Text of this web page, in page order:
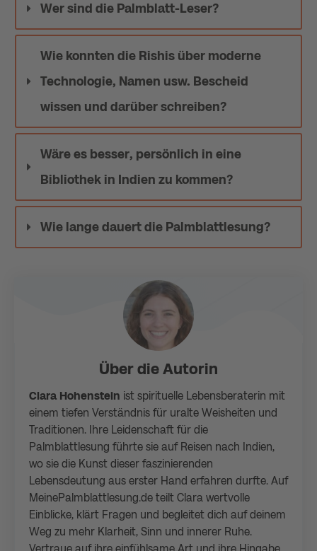
Wer sind die Palmblatt-Leser?
Wie konnten die Rishis über moderne
Technologie, Namen usw. Bescheid
wissen und darüber schreiben?
Wäre es besser, persönlich in eine
Bibliothek in Indien zu kommen?
Wie lange dauert die Palmblattlesung?
Über die Autorin
Clara Hohenstein ist spirituelle Lebensberaterin mit
einem tiefen Verständnis für uralte Weisheiten und
Traditionen. Ihre Leidenschaft für die
Palmblattlesung führte sie auf Reisen nach Indien,
wo sie die Kunst dieser faszinierenden
Lebensdeutung aus erster Hand erfahren durfte. Auf
MeinePalmblattlesung.de teilt Clara wertvolle
Einblicke, klärt Fragen und begleitet dich auf deinem
Weg zu mehr Klarheit, Sinn und innerer Ruhe.
Vertraue auf ihre einfühlsame Art und ihre Hingabe